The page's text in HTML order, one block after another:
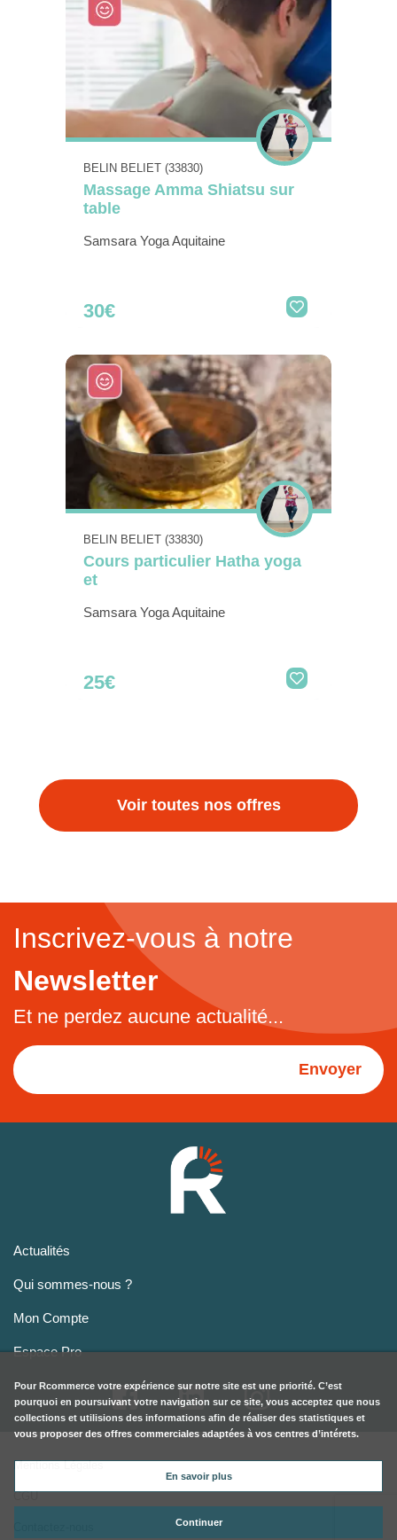
BELIN BELIET (33830)
Massage Amma Shiatsu sur
table
Samsara Yoga Aquitaine
30€
BELIN BELIET (33830)
Cours particulier Hatha yoga
et
Samsara Yoga Aquitaine
25€
Voir toutes nos offres
Inscrivez-vous à notre
Newsletter
Et ne perdez aucune actualité...
Envoyer
Actualités
Qui sommes-nous ?
Mon Compte
Espace Pro
Mentions Légales
CGU
Pour Rcommerce votre expérience sur notre site est une priorité. C’est
pourquoi en poursuivant votre navigation sur ce site, vous acceptez que nous
collections et utilisions des informations afin de réaliser des statistiques et
vous proposer des offres commerciales adaptées à vos centres d’intérets.
En savoir plus
Continuer